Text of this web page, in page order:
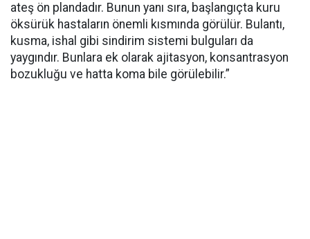
ateş ön plandadır. Bunun yanı sıra, başlangıçta kuru
öksürük hastaların önemli kısmında görülür. Bulantı,
kusma, ishal gibi sindirim sistemi bulguları da
yaygındır. Bunlara ek olarak ajitasyon, konsantrasyon
bozukluğu ve hatta koma bile görülebilir.”